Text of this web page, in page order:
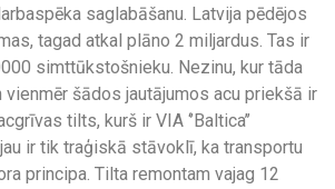
saglabāšanu. Latvija pēdējos
tagad atkal plāno 2 miljardus. Tas ir
simttūkstošnieku. Nezinu, kur tāda
vienmēr šādos jautājumos acu priekšā ir
tilts, kurš ir VIA ‘’Baltica’’
ir tik traģiskā stāvoklī, ka transportu
principa. Tilta remontam vajag 12